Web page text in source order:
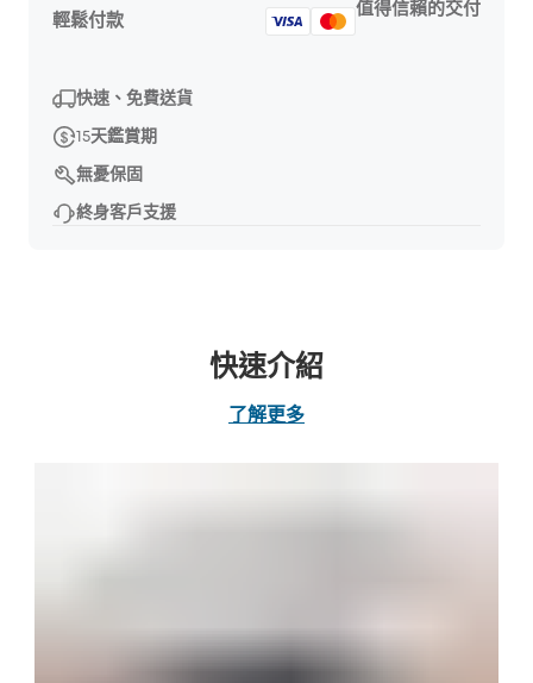
輕鬆付款
值得信賴的交付
快速、免費送貨
15天鑑賞期
無憂保固
終身客戶支援
快速介紹
了解更多